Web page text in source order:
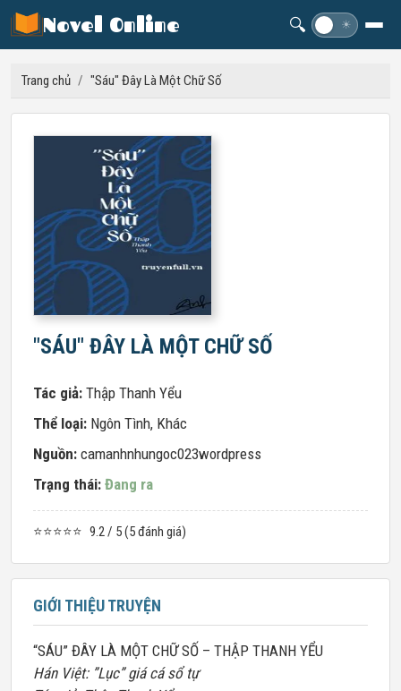
Novel Online 🔍 ☀
Trang chủ / "Sáu" Đây Là Một Chữ Số
"SÁU" ĐÂY LÀ MỘT CHỮ SỐ
Tác giả: Thập Thanh Yểu
Thể loại: Ngôn Tình, Khác
Nguồn: camanhnhungoc023wordpress
Trạng thái: Đang ra
⭐⭐⭐⭐⭐ 9.2 / 5 (5 đánh giá)
GIỚI THIỆU TRUYỆN
“SÁU” ĐÂY LÀ MỘT CHỮ SỐ – THẬP THANH YỂU
Hán Việt: ”Lục” giá cá sổ tự